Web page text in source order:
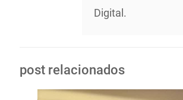
Digital.
post relacionados